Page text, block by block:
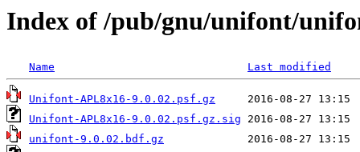
Index of /pub/gnu/unifont/
Name Last modified
Unifont-APL8x16-9.0.02.psf.gz
Unifont-APL8x16-9.0.02.psf.gz.sig
unifont-9.0.02.bdf.gz